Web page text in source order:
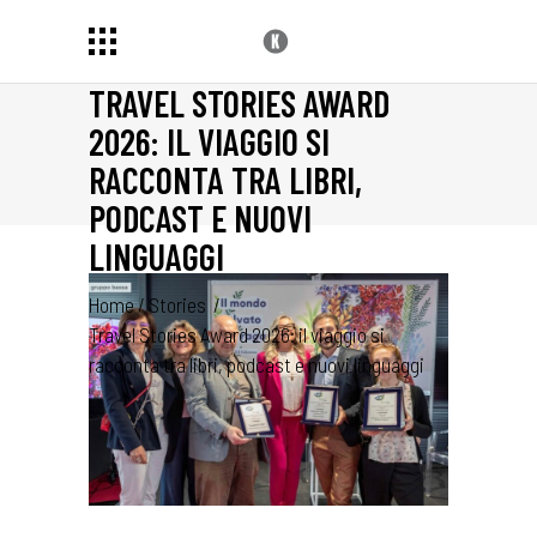
TRAVEL STORIES AWARD
2026: IL VIAGGIO SI
RACCONTA TRA LIBRI,
PODCAST E NUOVI
LINGUAGGI
Home/ Stories /
Travel Stories Award 2026: il viaggio si
racconta tra libri, podcast e nuovi linguaggi